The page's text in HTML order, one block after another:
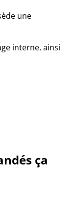
une
interne, ainsi
ça